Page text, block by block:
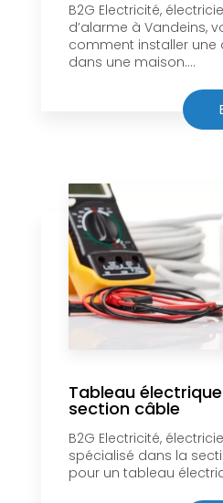
B2G Electricité,
d’alarme à Vandeins,
comment installer une
dans une maison....
Tableau
section câble
B2G Electricité,
spécialisé dans la
pour un tableau